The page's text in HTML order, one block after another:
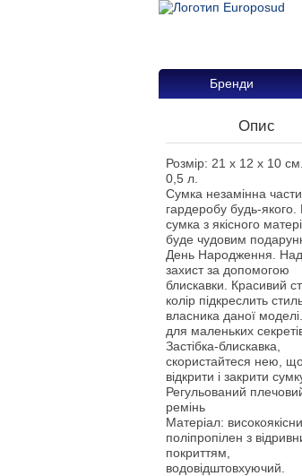
Бренди
Опис
Розмір: 21 x 12 x 10
0,5 л.
Сумка незамінна
гардеробу будь-якого.
сумка з якісного
буде чудовим
День Народження.
захист за допомогою
блискавки. Красивий
колір підкреслить
власника даної
для маленьких
Застібка-блискавка,
скористайтеся нею,
відкрити і закрити
Регульований
ремінь
Матеріал:
поліпропілен з
покриттям,
водовідштовхуючий.